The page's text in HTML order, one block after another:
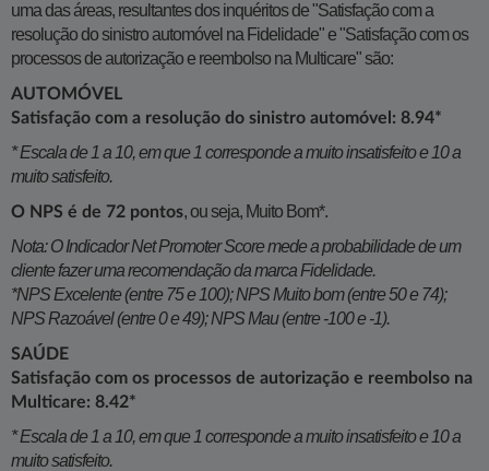
uma das áreas, resultantes dos inquéritos de "Satisfação com a
resolução do sinistro automóvel na Fidelidade" e "Satisfação com os
processos de autorização e reembolso na Multicare" são:
AUTOMÓVEL
Satisfação com a resolução do sinistro automóvel: 8.94*
* Escala de 1 a 10, em que 1 corresponde a muito insatisfeito e 10 a
muito satisfeito.
O NPS é de 72 pontos, ou seja, Muito Bom*.
Nota: O Indicador Net Promoter Score mede a probabilidade de um
cliente fazer uma recomendação da marca Fidelidade.
*NPS Excelente (entre 75 e 100); NPS Muito bom (entre 50 e 74);
NPS Razoável (entre 0 e 49); NPS Mau (entre -100 e -1).
SAÚDE
Satisfação com os processos de autorização e reembolso na
Multicare: 8.42*
* Escala de 1 a 10, em que 1 corresponde a muito insatisfeito e 10 a
muito satisfeito.